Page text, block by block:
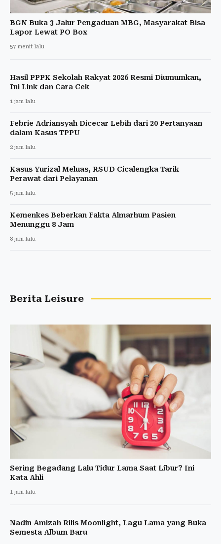
BGN Buka 3 Jalur Pengaduan MBG, Masyarakat Bisa
Lapor Lewat PO Box
57 menit lalu
Hasil PPPK Sekolah Rakyat 2026 Resmi Diumumkan,
Ini Link dan Cara Cek
1 jam lalu
Febrie Adriansyah Dicecar Lebih dari 20 Pertanyaan
dalam Kasus TPPU
2 jam lalu
Kasus Yurizal Meluas, RSUD Cicalengka Tarik
Perawat dari Pelayanan
5 jam lalu
Kemenkes Beberkan Fakta Almarhum Pasien
Menunggu 8 Jam
8 jam lalu
Berita Leisure
Sering Begadang Lalu Tidur Lama Saat Libur? Ini
Kata Ahli
1 jam lalu
Nadin Amizah Rilis Moonlight, Lagu Lama yang Buka
Semesta Album Baru